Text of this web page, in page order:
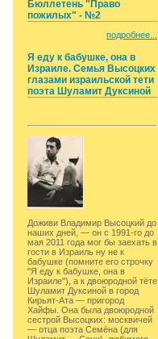
Бюллетень "Право
пожилых" - №2
подробнее...
Я еду к бабушке, она в
Израиле. Семья Высоцких
глазами израильской тети
поэта Шуламит Дуксиной
Доживи Владимир Высоцкий до
наших дней, — он с 1991-го до
мая 2011 года мог бы заехать в
гости в Израиль ну не к
бабушке (помните его строчку
"Я еду к бабушке, она в
Израиле"), а к двоюродной тёте
Шуламит Дуксиной в город
Кирьят-Ата — пригород
Хайфы. Она была двоюродной
сестрой Высоцких: москвичей
— отца поэта Семёна (для